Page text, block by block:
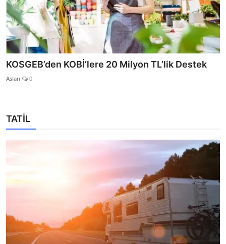
KOSGEB’den KOBİ’lere 20 Milyon TL’lik Destek
Aslan 0
TATİL